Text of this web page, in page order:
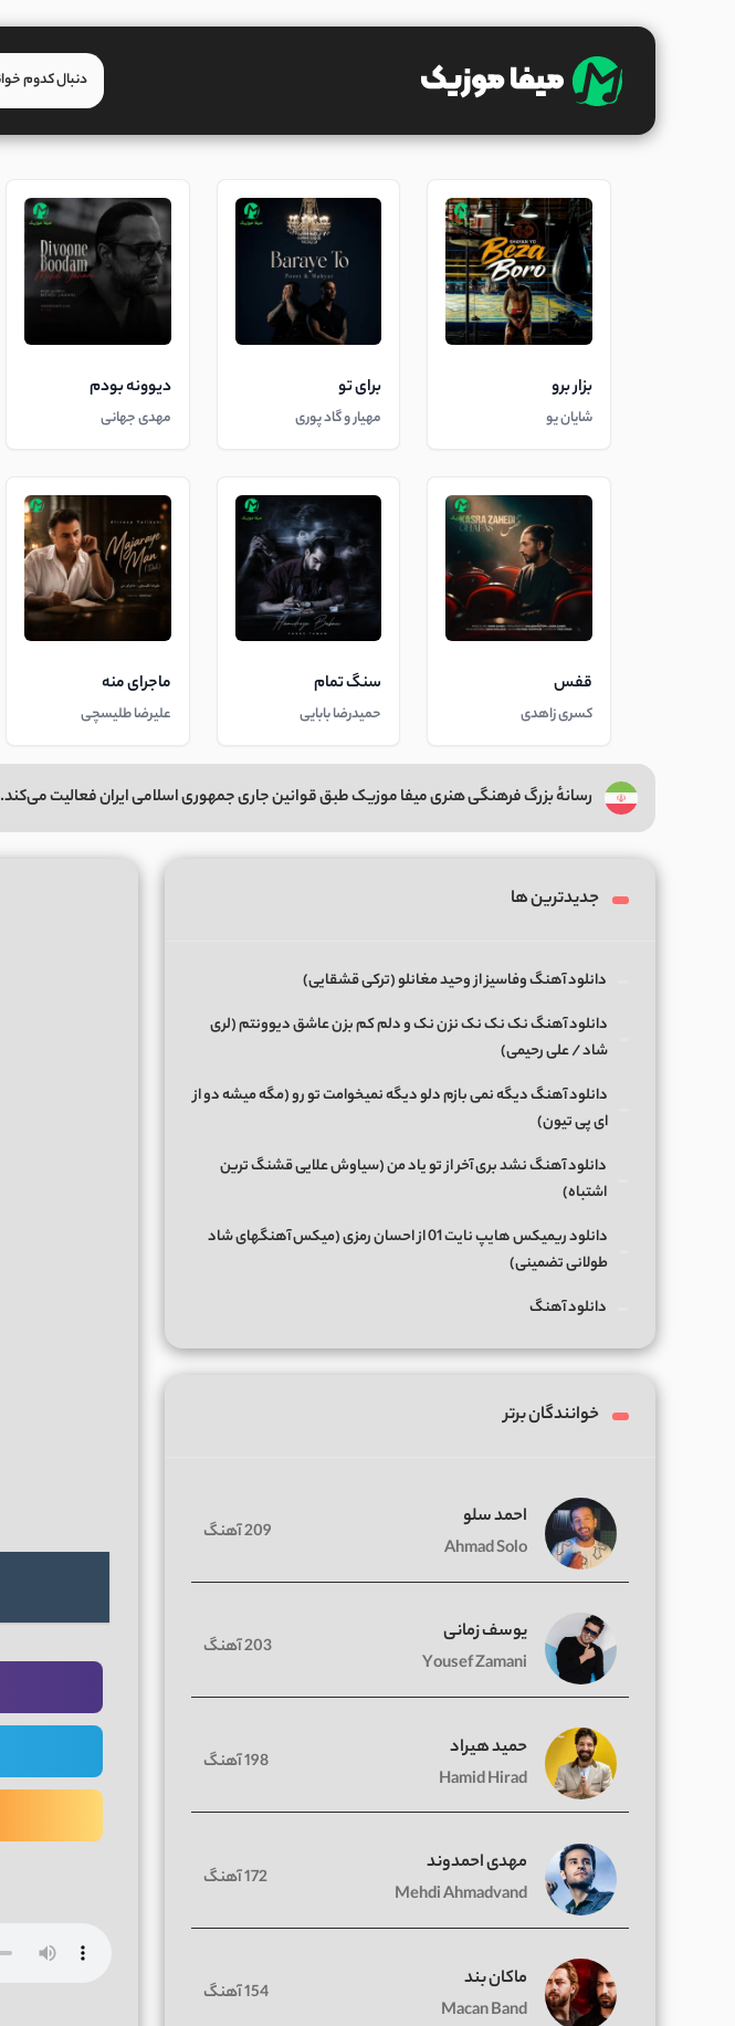
بزار برو
شایان یو
برای تو
مهیار و گاد پوری
دیوونه بودم
مهدی جهانی
قفس
کسری زاهدی
سنگ تمام
حمیدرضا بابایی
ماجرای منه
علیرضا طلیسچی
رسانهٔ بزرگ فرهنگی هنری میفا موزیک طبق قوانین جاری جمهوری اسلامی ایران فعالیت می‌کند.
جدیدترین ها
دانلود آهنگ وفاسیز از وحید مغانلو (ترکی قشقایی)
دانلود آهنگ نک نک نک نزن نک و دلم کم بزن عاشق دیوونتم (لری
شاد / علی رحیمی)
دانلود آهنگ دیگه نمی بازم دلو دیگه نمیخوامت تو رو (مگه میشه دو از
ای پی تیون)
دانلود آهنگ نشد بری آخر از تو یاد من (سیاوش علایی قشنگ ترین
اشتباه)
دانلود ریمیکس هایپ نایت 01 از احسان رمزی (میکس آهنگهای شاد
طولانی تضمینی)
دانلود آهنگ
خوانندگان برتر
احمد سلو
Ahmad Solo
209 آهنگ
یوسف زمانی
Yousef Zamani
203 آهنگ
حمید هیراد
Hamid Hirad
198 آهنگ
مهدی احمدوند
Mehdi Ahmadvand
172 آهنگ
ماکان بند
Macan Band
154 آهنگ